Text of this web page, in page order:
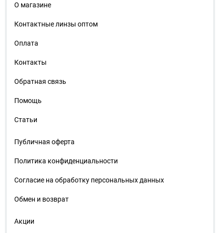
О магазине
Контактные линзы оптом
Оплата
Контакты
Обратная связь
Помощь
Статьи
Публичная оферта
Политика конфиденциальности
Согласие на обработку персональных данных
Обмен и возврат
Акции